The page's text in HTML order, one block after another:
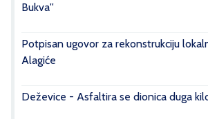
Bukva''
Potpisan ugovor za rekonstrukciju
Alagiće
Deževice - Asfaltira se dionica duga